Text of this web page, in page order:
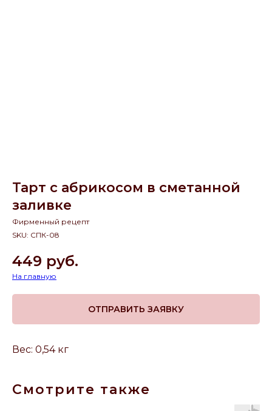
Тарт с абрикосом в сметанной
заливке
Фирменный рецепт
SKU: СПК-08
449 руб.
На главную
ОТПРАВИТЬ ЗАЯВКУ
Вес: 0,54 кг
Смотрите также